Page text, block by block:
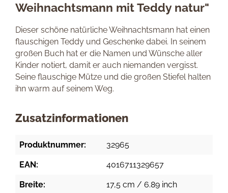
Weihnachtsmann mit Teddy natur"
Dieser schöne natürliche Weihnachtsmann hat einen
flauschigen Teddy und Geschenke dabei. In seinem
großen Buch hat er die Namen und Wünsche aller
Kinder notiert, damit er auch niemanden vergisst.
Seine flauschige Mütze und die großen Stiefel halten
ihn warm auf seinem Weg.
Zusatzinformationen
Produktnummer: 32965
EAN: 4016711329657
Breite: 17,5 cm / 6.89 inch